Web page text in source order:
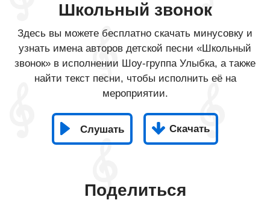
Школьный звонок
Здесь вы можете бесплатно скачать минусовку и
узнать имена авторов детской песни «Школьный
звонок» в исполнении Шоу-группа Улыбка, а также
найти текст песни, чтобы исполнить её на
мероприятии.
Слушать Скачать
Поделиться